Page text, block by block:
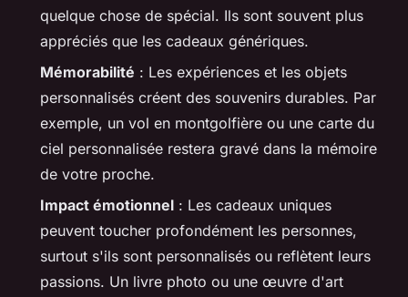
quelque chose de spécial. Ils sont souvent plus
appréciés que les cadeaux génériques.
Mémorabilité : Les expériences et les objets
personnalisés créent des souvenirs durables. Par
exemple, un vol en montgolfière ou une carte du
ciel personnalisée restera gravé dans la mémoire
de votre proche.
Impact émotionnel : Les cadeaux uniques
peuvent toucher profondément les personnes,
surtout s'ils sont personnalisés ou reflètent leurs
passions. Un livre photo ou une œuvre d'art